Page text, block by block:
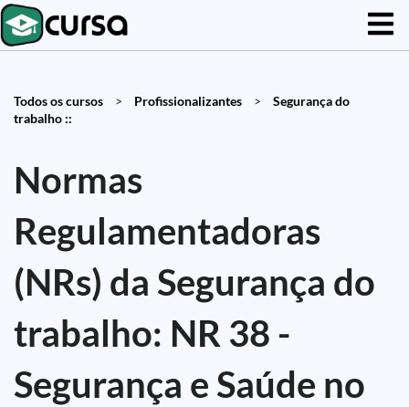
Todos os cursos > Profissionalizantes >
Segurança do
trabalho ::
Normas
Regulamentadoras
(NRs) da Segurança do
trabalho: NR 38 -
Segurança e Saúde no